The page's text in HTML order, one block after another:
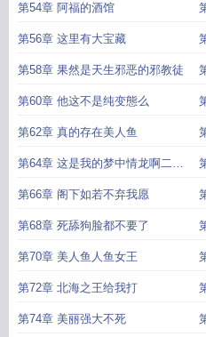
第54章 阿福的酒馆
第56章 这里有大宝藏
第58章 果然是天生邪恶的邪教徒
第60章 他这不是纯变態么
第62章 真的存在美人鱼
第64章 这是我的梦中情龙啊二合
一
第66章 阁下如若不弃我愿
第68章 死舔狗脸都不要了
第70章 美人鱼人鱼女王
第72章 北海之王给我打
第74章 美丽强大不死